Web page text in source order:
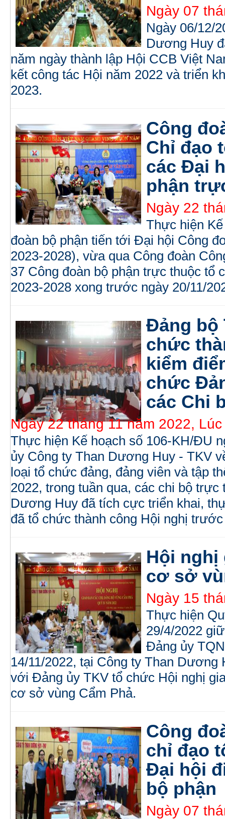
Ngày 07
Ngày 06/12/
Dương Huy
năm ngày thành lập Hội CCB Việt
kết công tác Hội năm 2022 và triển
2023.
Công
Chỉ đạo
các Đại
phận
Ngày 22
Thực hiện
đoàn bộ phận tiến tới Đại hội Công
2023-2028), vừa qua Công đoàn
37 Công đoàn bộ phận trực thuộc tổ
2023-2028 xong trước ngày 20/11/
Đảng bộ
chức
kiểm
chức
các Chi
Ngày 22 tháng 11 năm 2022,
Thực hiện Kế hoạch số 106-KH/ĐU
ủy Công ty Than Dương Huy - TKV
loại tổ chức đảng, đảng viên và tập
2022, trong tuần qua, các chi bộ
Dương Huy đã tích cực triển khai,
đã tổ chức thành công Hội nghị
Hội nghị
cơ sở
Ngày 15
Thực hiện
29/4/2022
Đảng ủy
14/11/2022, tại Công ty Than
với Đảng ủy TKV tổ chức Hội nghị
cơ sở vùng Cẩm Phả.
Công
chỉ đạo
Đại hội
bộ phận
Ngày 07